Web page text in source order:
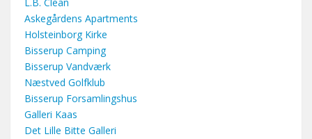
L.B. Clean
Askegårdens Apartments
Holsteinborg Kirke
Bisserup Camping
Bisserup Vandværk
Næstved Golfklub
Bisserup Forsamlingshus
Galleri Kaas
Det Lille Bitte Galleri